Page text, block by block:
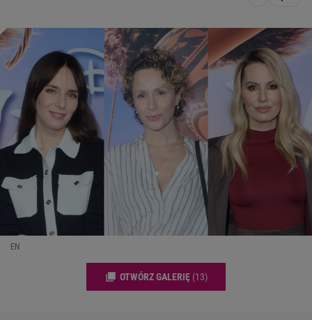
EN
OTWÓRZ GALERIĘ (13)